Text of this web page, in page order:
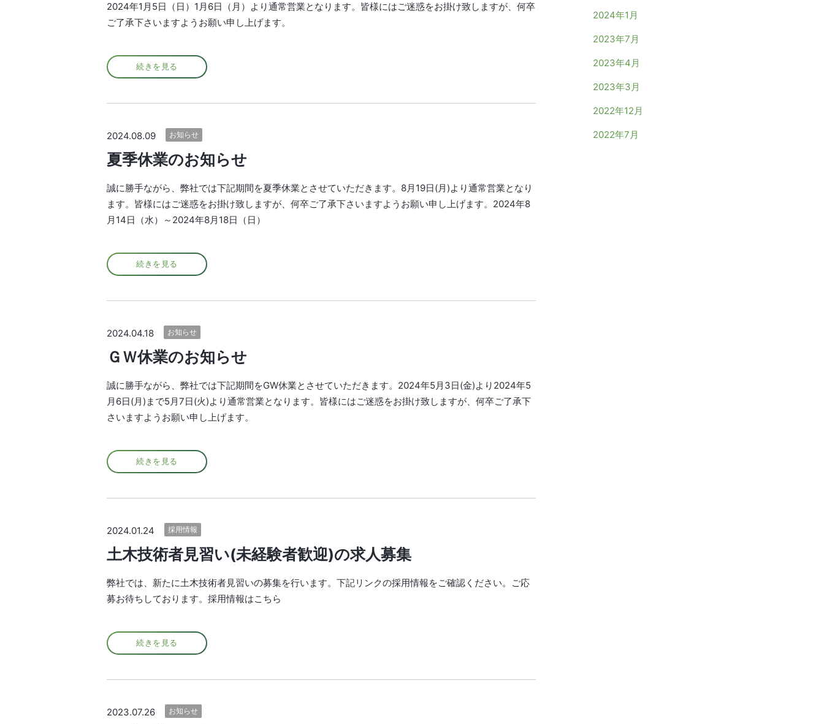
2024年1月5日（日）1月6日（月）より通常営業となります。皆様にはご迷惑をお掛け致しますが、何卒
ご了承下さいますようお願い申し上げます。
続きを見る
2024.08.09 お知らせ
夏季休業のお知らせ
誠に勝手ながら、弊社では下記期間を夏季休業とさせていただきます。8月19日(月)より通常営業となり
ます。皆様にはご迷惑をお掛け致しますが、何卒ご了承下さいますようお願い申し上げます。2024年8
月14日（水）～2024年8月18日（日）
続きを見る
2024.04.18 お知らせ
ＧＷ休業のお知らせ
誠に勝手ながら、弊社では下記期間をGW休業とさせていただきます。2024年5月3日(金)より2024年5
月6日(月)まで5月7日(火)より通常営業となります。皆様にはご迷惑をお掛け致しますが、何卒ご了承下
さいますようお願い申し上げます。
続きを見る
2024.01.24 採用情報
土木技術者見習い(未経験者歓迎)の求人募集
弊社では、新たに土木技術者見習いの募集を行います。下記リンクの採用情報をご確認ください。ご応
募お待ちしております。採用情報はこちら
続きを見る
2023.07.26 お知らせ
2024年1月
2023年7月
2023年4月
2023年3月
2022年12月
2022年7月